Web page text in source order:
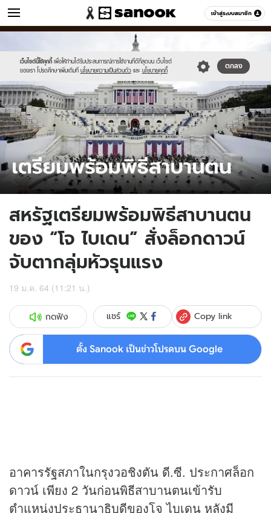
เข้าสู่ระบบสมาชิก
ข่าว หมวดอื่นๆ
เว็บไซต์นี้ใช้คุกกี้ เพื่อให้ท่านได้รับประสบการณ์การใช้งานที่ดีที่สุดบน เว็บไซต์
ของเรา โปรดศึกษาเพิ่มเติมที่ นโยบายความเป็นส่วนตัว และ นโยบายคุกกี้
ตกลง
//s.isanook.com/sr/0/images/logo-
new-
sanook.png
//s.isanook.com/ns/0/ud/1668/8340394/biden-
inaugural.jpg
สหรัฐเตรียมพร้อมพิธีสาบานตน
ของ “โจ ไบเดน” สั่งล็อกดาวน์
จับตากลุ่มหัวรุนแรง
19 ม.ค. 64 (11:21 น.)
กดฟัง แชร์ Copy link
ตั้ง Sanook เป็นข่าวโปรดบน Google
อาคารรัฐสภาในกรุงวอชิงตัน ดี.ซี. ประกาศล็อก
ดาวน์ เพียง 2 วันก่อนพิธีสาบานตนเข้ารับ
ตำแหน่งประธานาธิบดีของโจ ไบเดน หลังมี